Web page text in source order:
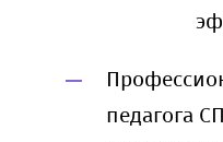
педагога